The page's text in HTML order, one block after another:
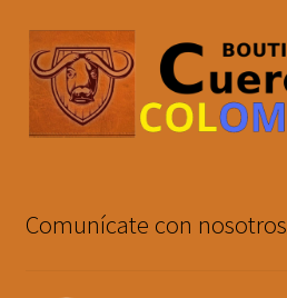
Comunícate con nosotros